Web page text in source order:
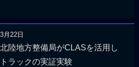
月22日
陸地方整備局がCLASを活用し
ラックの実証実験